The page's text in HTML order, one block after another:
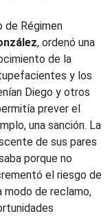
de Régimen
, ordenó una
de la
y los
Diego y otros
prever el
una sanción. La
de sus pares
porque no
el riesgo de
modo de reclamo,